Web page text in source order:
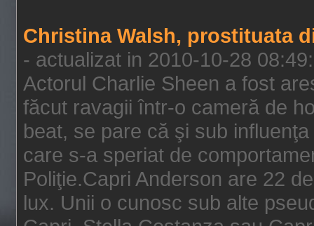
Christina Walsh, prostituata
- actualizat in 2010-10-28
Actorul Charlie Sheen a fost
făcut ravagii într-o cameră de
beat, se pare că şi sub
care s-a speriat de
Poliţie.Capri Anderson are 22
lux. Unii o cunosc sub alte